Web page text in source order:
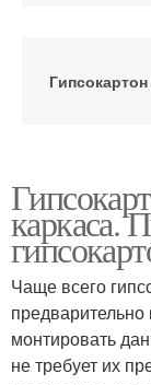
Гипсокартон
Гипсокартон
каркаса.
Чаще всего
предварительно
монтировать
не требует их